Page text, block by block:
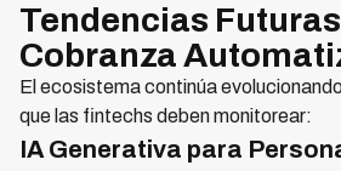
Tendencias
Cobranza
El ecosistema continúa
que las fintechs deben monitorear:
IA Generativa para